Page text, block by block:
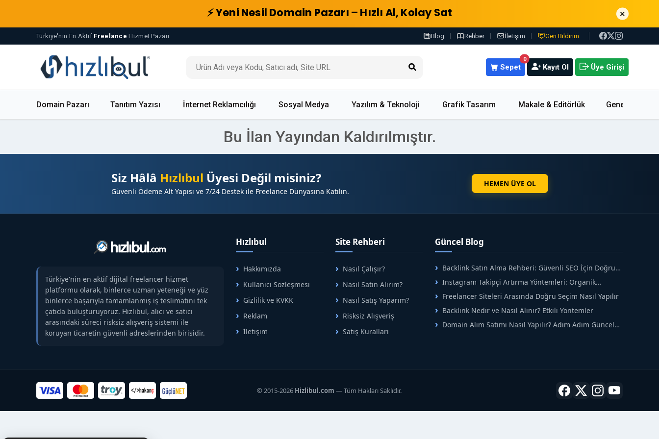
⚡ Yeni Nesil Domain Pazarı – Hızlı Al, Kolay Sat ×
Türkiye'nin En Aktif Freelance Hizmet Pazarı Blog Rehber İletişim Geri Bildirim
0
Sepet Kayıt Ol Üye Girişi
Domain Pazarı Tanıtım Yazısı İnternet Reklamcılığı Sosyal Medya Yazılım & Teknoloji Grafik Tasarım Makale & Editörlük Genel
Bu İlan Yayından Kaldırılmıştır.
Siz Hâlâ Hızlıbul Üyesi Değil misiniz?
Güvenli Ödeme Alt Yapısı ve 7/24 Destek ile Freelance Dünyasına Katılın.
HEMEN ÜYE OL
Türkiye'nin en aktif dijital freelancer hizmet
platformu olarak, binlerce uzman yeteneği ve yüz
binlerce başarıyla tamamlanmış iş teslimatını tek
çatıda buluşturuyoruz. Hızlıbul, alıcı ve satıcı
arasındaki süreci risksiz alışveriş sistemi ile
koruyan ticaretin güvenli adreslerinden birisidir.
Hızlıbul
Hakkımızda
Kullanıcı Sözleşmesi
Gizlilik ve KVKK
Reklam
İletişim
Site Rehberi
Nasıl Çalışır?
Nasıl Satın Alırım?
Nasıl Satış Yaparım?
Risksiz Alışveriş
Satış Kuralları
Güncel Blog
Backlink Satın Alma Rehberi: Güvenli SEO İçin Doğru
Instagram Takipçi Artırma Yöntemleri: Organik
Büyüme Rehberi
Freelancer Siteleri Arasında Doğru Seçim Nasıl Yapılır
Backlink Nedir ve Nasıl Alınır? Etkili Yöntemler
Domain Alım Satımı Nasıl Yapılır? Adım Adım Güncel
© 2015-2026 Hizlibul.com — Tüm Hakları Saklıdır.